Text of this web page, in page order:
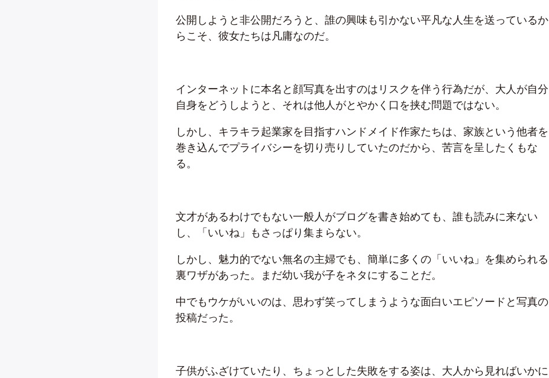
公開しようと非公開だろうと、誰の興味も引かない平凡な人生を送っているか
らこそ、彼女たちは凡庸なのだ。
インターネットに本名と顔写真を出すのはリスクを伴う行為だが、大人が自分
自身をどうしようと、それは他人がとやかく口を挟む問題ではない。
しかし、キラキラ起業家を目指すハンドメイド作家たちは、家族という他者を
巻き込んでプライバシーを切り売りしていたのだから、苦言を呈したくもな
る。
文才があるわけでもない一般人がブログを書き始めても、誰も読みに来ない
し、「いいね」もさっぱり集まらない。
しかし、魅力的でない無名の主婦でも、簡単に多くの「いいね」を集められる
裏ワザがあった。まだ幼い我が子をネタにすることだ。
中でもウケがいいのは、思わず笑ってしまうような面白いエピソードと写真の
投稿だった。
子供がふざけていたり、ちょっとした失敗をする姿は、大人から見ればいかに